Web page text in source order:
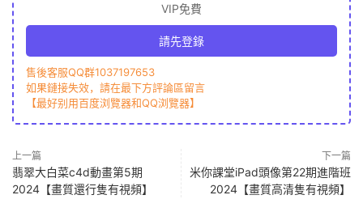
VIP免費
請先登錄
售後客服QQ群1037197653
如果鏈接失效，請在最下方評論區留言
【最好别用百度浏覽器和QQ浏覽器】
上一篇
翡翠大白菜c4d動畫第5期
2024【畫質還行隻有視頻】
下一篇
米你課堂iPad頭像第22期進階班
2024【畫質高清隻有視頻】